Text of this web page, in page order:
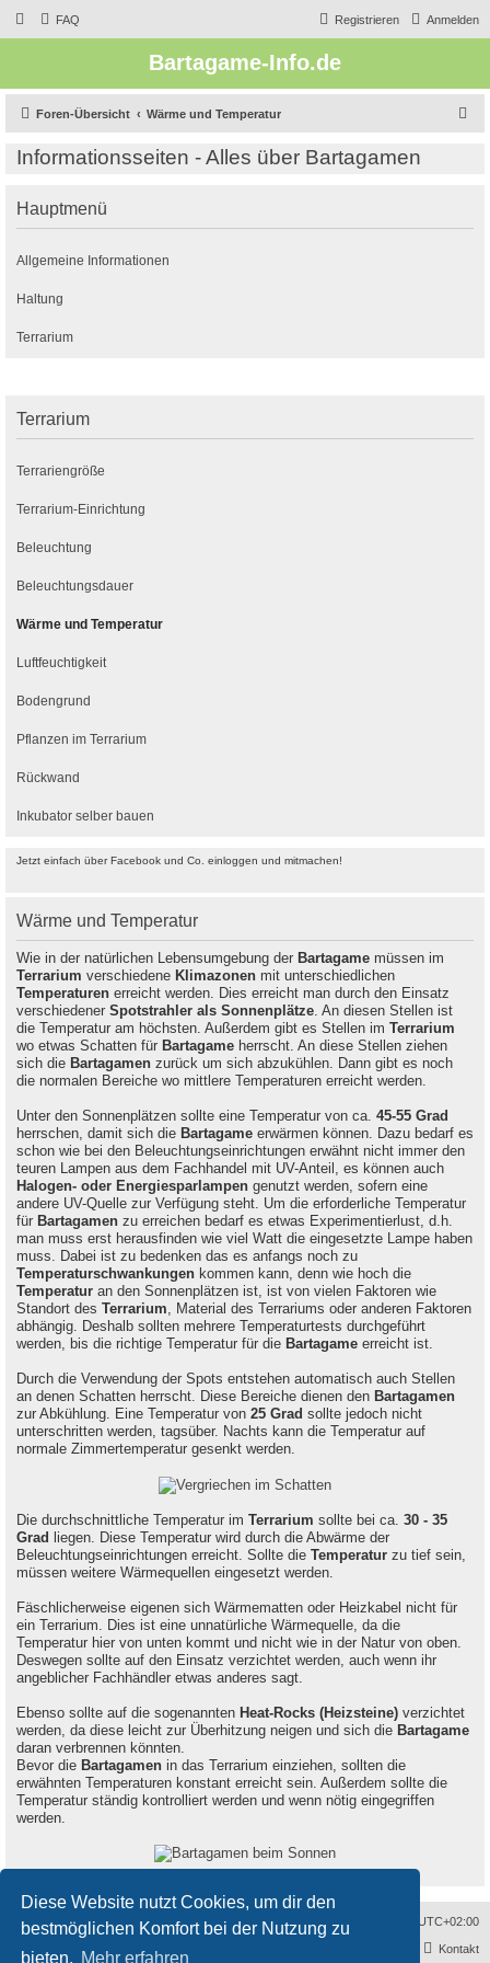
Diese Website nutzt Cookies, um dir den
bestmöglichen Komfort bei der Nutzung zu
bieten. Mehr erfahren
FAQ Anmelden
Registrieren
Bartagame-Info.de
Foren-Übersicht Wärme und Temperatur
Informationsseiten - Alles über Bartagamen
Hauptmenü
Allgemeine Informationen
Haltung
Terrarium
Jetzt einfach über Facebook und Co. einloggen und mitmachen!
Wärme und Temperatur
Wie in der natürlichen Lebensumgebung der Bartagame müssen im
Terrarium verschiedene Klimazonen mit unterschiedlichen
Temperaturen erreicht werden. Dies erreicht man durch den Einsatz
verschiedener Spotstrahler als Sonnenplätze. An diesen Stellen ist
die Temperatur am höchsten. Außerdem gibt es Stellen im Terrarium
wo etwas Schatten für Bartagame herrscht. An diese Stellen ziehen
sich die Bartagamen zurück um sich abzukühlen. Dann gibt es noch
die normalen Bereiche wo mittlere Temperaturen erreicht werden.
Unter den Sonnenplätzen sollte eine Temperatur von ca. 45-55 Grad
herrschen, damit sich die Bartagame erwärmen können. Dazu bedarf es
schon wie bei den Beleuchtungseinrichtungen erwähnt nicht immer den
teuren Lampen aus dem Fachhandel mit UV-Anteil, es können auch
Halogen- oder Energiesparlampen genutzt werden, sofern eine
andere UV-Quelle zur Verfügung steht. Um die erforderliche Temperatur
für Bartagamen zu erreichen bedarf es etwas Experimentierlust, d.h.
man muss erst herausfinden wie viel Watt die eingesetzte Lampe haben
muss. Dabei ist zu bedenken das es anfangs noch zu
Temperaturschwankungen kommen kann, denn wie hoch die
Temperatur an den Sonnenplätzen ist, ist von vielen Faktoren wie
Standort des Terrarium, Material des Terrariums oder anderen Faktoren
abhängig. Deshalb sollten mehrere Temperaturtests durchgeführt
werden, bis die richtige Temperatur für die Bartagame erreicht ist.
Durch die Verwendung der Spots entstehen automatisch auch Stellen
an denen Schatten herrscht. Diese Bereiche dienen den Bartagamen
zur Abkühlung. Eine Temperatur von 25 Grad sollte jedoch nicht
unterschritten werden, tagsüber. Nachts kann die Temperatur auf
normale Zimmertemperatur gesenkt werden.
Die durchschnittliche Temperatur im Terrarium sollte bei ca. 30 - 35
Grad
liegen. Diese Temperatur wird durch die Abwärme der
Beleuchtungseinrichtungen erreicht. Sollte die Temperatur zu tief sein,
müssen weitere Wärmequellen eingesetzt werden.
Fäschlicherweise eigenen sich Wärmematten oder Heizkabel nicht für
ein Terrarium. Dies ist eine unnatürliche Wärmequelle, da die
Temperatur hier von unten kommt und nicht wie in der Natur von oben.
Deswegen sollte auf den Einsatz verzichtet werden, auch wenn ihr
angeblicher Fachhändler etwas anderes sagt.
Ebenso sollte auf die sogenannten Heat-Rocks (Heizsteine) verzichtet
werden, da diese leicht zur Überhitzung neigen und sich die Bartagame
daran verbrennen könnten.
Bevor die Bartagamen in das Terrarium einziehen, sollten die
erwähnten Temperaturen konstant erreicht sein. Außerdem sollte die
Temperatur ständig kontrolliert werden und wenn nötig eingegriffen
werden.
Terrarium
Terrariengröße
Terrarium-Einrichtung
Beleuchtung
Beleuchtungsdauer
Wärme und Temperatur
Luftfeuchtigkeit
Bodengrund
Pflanzen im Terrarium
Rückwand
Inkubator selber bauen
Alle Zeiten sind UTC+02:00
Impressum
Alle Cookies löschen
Sitemap
Kontakt